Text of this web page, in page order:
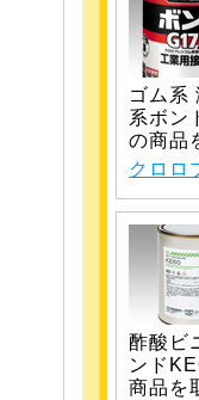
ゴム系
系ボン
の商品
クロロ
酢酸ビ
ンド
商品を